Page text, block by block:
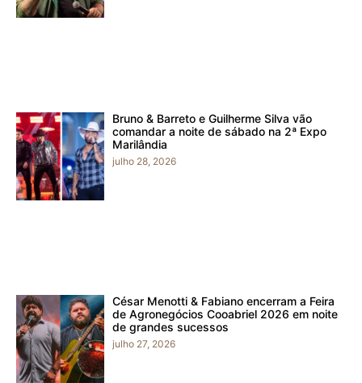
Bruno & Barreto e Guilherme Silva vão
comandar a noite de sábado na 2ª Expo
Marilândia
julho 28, 2026
César Menotti & Fabiano encerram a Feira
de Agronegócios Cooabriel 2026 em noite
de grandes sucessos
julho 27, 2026